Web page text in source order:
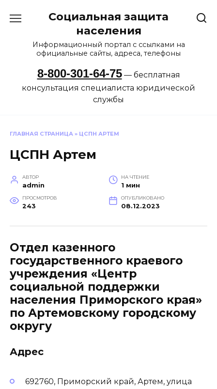
Социальная защита
населения
Информационный портал с ссылками на
официальные сайты, адреса, телефоны
8-800-301-64-75— бесплатная
консультация специалиста юридической
службы
ГЛАВНАЯ СТРАНИЦА » ЦСПН АРТЕМ
ЦСПН Артем
АВТОР
admin
НА ЧТЕНИЕ
1 мин
ПРОСМОТРОВ
243
ОПУБЛИКОВАНО
08.12.2023
Отдел казенного
государственного краевого
учреждения «Центр
социальной поддержки
населения Приморского края»
по Артемовскому городскому
округу
Адрес
692760, Приморский край, Артем, улица